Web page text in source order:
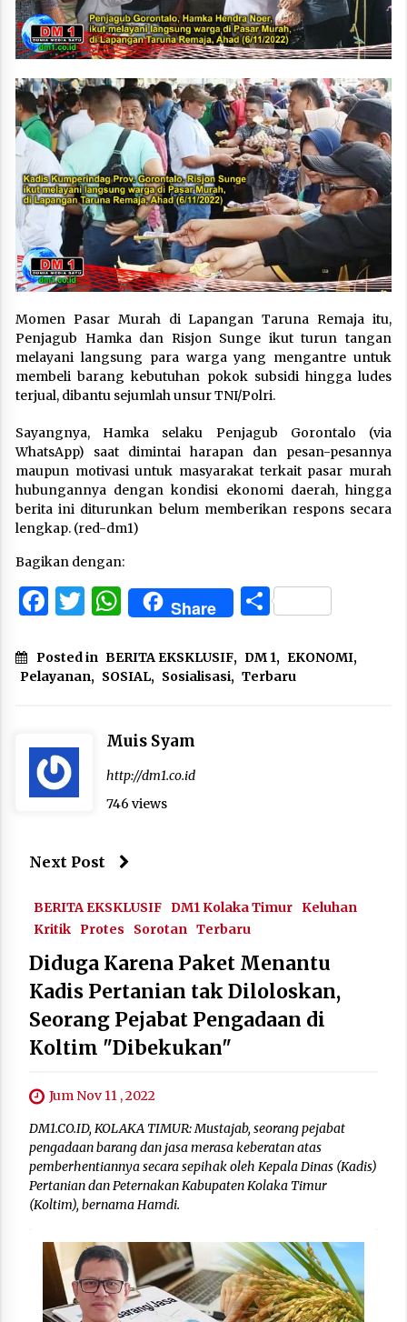
Momen Pasar Murah di Lapangan Taruna Remaja itu,
Penjagub Hamka dan Risjon Sunge ikut turun tangan
melayani langsung para warga yang mengantre untuk
membeli barang kebutuhan pokok subsidi hingga ludes
terjual, dibantu sejumlah unsur TNI/Polri.
Sayangnya, Hamka selaku Penjagub Gorontalo (via
WhatsApp) saat dimintai harapan dan pesan-pesannya
maupun motivasi untuk masyarakat terkait pasar murah
hubungannya dengan kondisi ekonomi daerah, hingga
berita ini diturunkan belum memberikan respons secara
lengkap. (red-dm1)
Bagikan dengan:
Facebook
Twitter
WhatsApp
Share Share
Posted in BERITA EKSKLUSIF, DM 1, EKONOMI,
Pelayanan, SOSIAL, Sosialisasi, Terbaru
Muis Syam
http://dm1.co.id
746 views
Next Post
BERITA EKSKLUSIF DM1 Kolaka Timur Keluhan
Kritik Protes Sorotan Terbaru
Diduga Karena Paket Menantu
Kadis Pertanian tak Diloloskan,
Seorang Pejabat Pengadaan di
Koltim "Dibekukan"
Jum Nov 11 , 2022
DM1.CO.ID, KOLAKA TIMUR: Mustajab, seorang pejabat
pengadaan barang dan jasa merasa keberatan atas
pemberhentiannya secara sepihak oleh Kepala Dinas (Kadis)
Pertanian dan Peternakan Kabupaten Kolaka Timur
(Koltim), bernama Hamdi.